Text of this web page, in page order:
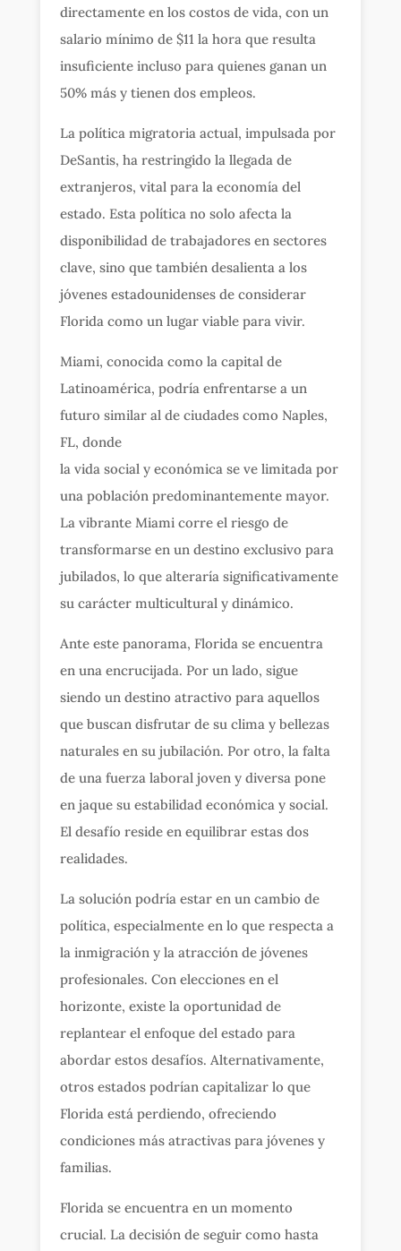
directamente en los costos de vida, con un
salario mínimo de $11 la hora que resulta
insuficiente incluso para quienes ganan un
50% más y tienen dos empleos.
La política migratoria actual, impulsada por
DeSantis, ha restringido la llegada de
extranjeros, vital para la economía del
estado. Esta política no solo afecta la
disponibilidad de trabajadores en sectores
clave, sino que también desalienta a los
jóvenes estadounidenses de considerar
Florida como un lugar viable para vivir.
Miami, conocida como la capital de
Latinoamérica, podría enfrentarse a un
futuro similar al de ciudades como Naples,
FL, donde
la vida social y económica se ve limitada por
una población predominantemente mayor.
La vibrante Miami corre el riesgo de
transformarse en un destino exclusivo para
jubilados, lo que alteraría significativamente
su carácter multicultural y dinámico.
Ante este panorama, Florida se encuentra
en una encrucijada. Por un lado, sigue
siendo un destino atractivo para aquellos
que buscan disfrutar de su clima y bellezas
naturales en su jubilación. Por otro, la falta
de una fuerza laboral joven y diversa pone
en jaque su estabilidad económica y social.
El desafío reside en equilibrar estas dos
realidades.
La solución podría estar en un cambio de
política, especialmente en lo que respecta a
la inmigración y la atracción de jóvenes
profesionales. Con elecciones en el
horizonte, existe la oportunidad de
replantear el enfoque del estado para
abordar estos desafíos. Alternativamente,
otros estados podrían capitalizar lo que
Florida está perdiendo, ofreciendo
condiciones más atractivas para jóvenes y
familias.
Florida se encuentra en un momento
crucial. La decisión de seguir como hasta